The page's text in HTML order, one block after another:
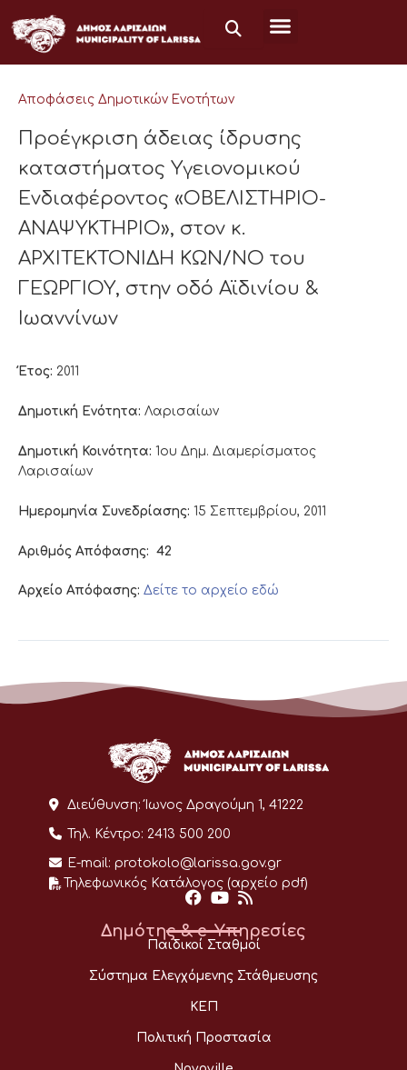
στο
περιεχόμενο
Αποφάσεις Δημοτικών Ενοτήτων
Προέγκριση άδειας ίδρυσης
καταστήματος Υγειονομικού
Ενδιαφέροντος «ΟΒΕΛΙΣΤΗΡΙΟ-
ΑΝΑΨΥΚΤΗΡΙΟ», στον κ.
ΑΡΧΙΤΕΚΤΟΝΙΔΗ ΚΩΝ/ΝΟ του
ΓΕΩΡΓΙΟΥ, στην οδό Αϊδινίου &
Ιωαννίνων
Έτος: 2011
Δημοτική Ενότητα: Λαρισαίων
Δημοτική Κοινότητα: 1ου Δημ. Διαμερίσματος
Λαρισαίων
Ημερομηνία Συνεδρίασης: 15 Σεπτεμβρίου, 2011
Αριθμός Απόφασης: 42
Αρχείο Απόφασης: Δείτε το αρχείο εδώ
Διεύθυνση: Ίωνος Δραγούμη 1, 41222
Τηλ. Κέντρο: 2413 500 200
E-mail: protokolo@larissa.gov.gr
Τηλεφωνικός Κατάλογος (αρχείο pdf)
Δημότης & e-Υπηρεσίες
Παιδικοί Σταθμοί
Σύστημα Ελεγχόμενης Στάθμευσης
ΚΕΠ
Πολιτική Προστασία